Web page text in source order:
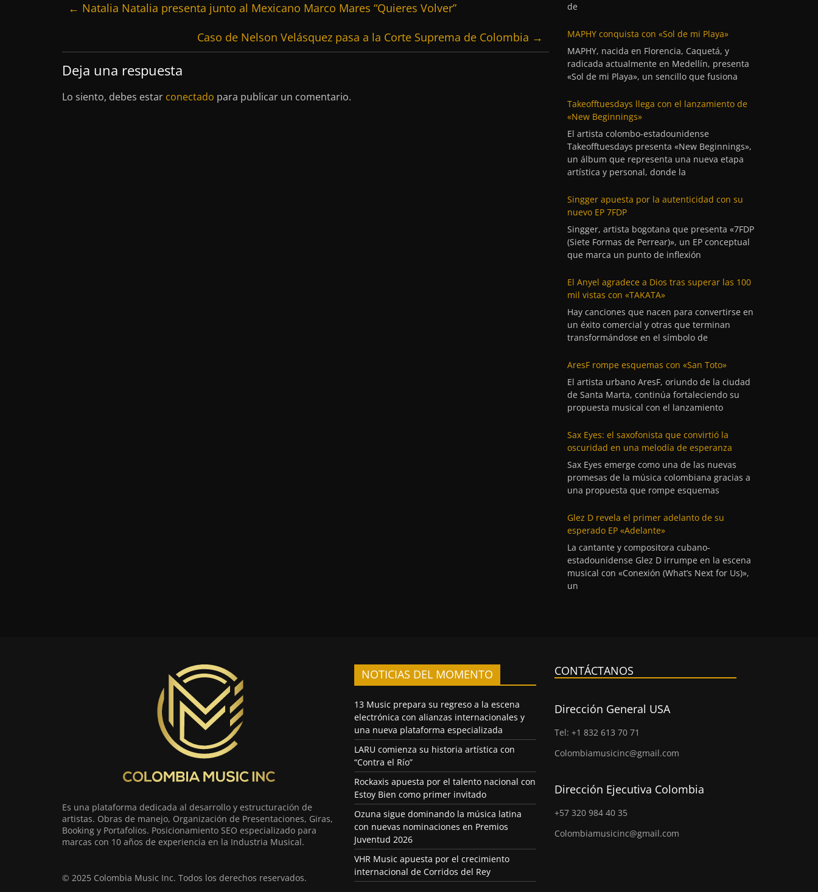
← Natalia Natalia presenta junto al Mexicano Marco Mares “Quieres Volver”
Caso de Nelson Velásquez pasa a la Corte Suprema de Colombia →
Deja una respuesta
Lo siento, debes estar conectado para publicar un comentario.
de
MAPHY conquista con «Sol de mi Playa»
MAPHY, nacida en Florencia, Caquetá, y
radicada actualmente en Medellín, presenta
«Sol de mi Playa», un sencillo que fusiona
Takeofftuesdays llega con el lanzamiento de
«New Beginnings»
El artista colombo-estadounidense
Takeofftuesdays presenta «New Beginnings»,
un álbum que representa una nueva etapa
artística y personal, donde la
Singger apuesta por la autenticidad con su
nuevo EP 7FDP
Singger, artista bogotana que presenta «7FDP
(Siete Formas de Perrear)», un EP conceptual
que marca un punto de inflexión
El Anyel agradece a Dios tras superar las 100
mil vistas con «TAKATA»
Hay canciones que nacen para convertirse en
un éxito comercial y otras que terminan
transformándose en el símbolo de
AresF rompe esquemas con «San Toto»
El artista urbano AresF, oriundo de la ciudad
de Santa Marta, continúa fortaleciendo su
propuesta musical con el lanzamiento
Sax Eyes: el saxofonista que convirtió la
oscuridad en una melodía de esperanza
Sax Eyes emerge como una de las nuevas
promesas de la música colombiana gracias a
una propuesta que rompe esquemas
Glez D revela el primer adelanto de su
esperado EP «Adelante»
La cantante y compositora cubano-
estadounidense Glez D irrumpe en la escena
musical con «Conexión (What’s Next for Us)»,
un
Es una plataforma dedicada al desarrollo y estructuración de
artistas. Obras de manejo, Organización de Presentaciones, Giras,
Booking y Portafolios. Posicionamiento SEO especializado para
marcas con 10 años de experiencia en la Industria Musical.
© 2025 Colombia Music Inc. Todos los derechos reservados.
NOTICIAS DEL MOMENTO
13 Music prepara su regreso a la escena
electrónica con alianzas internacionales y
una nueva plataforma especializada
LARU comienza su historia artística con
“Contra el Río”
Rockaxis apuesta por el talento nacional con
Estoy Bien como primer invitado
Ozuna sigue dominando la música latina
con nuevas nominaciones en Premios
Juventud 2026
VHR Music apuesta por el crecimiento
internacional de Corridos del Rey
CONTÁCTANOS
Dirección General USA
Tel: +1 832 613 70 71
Colombiamusicinc@gmail.com
Dirección Ejecutiva Colombia
+57 320 984 40 35
Colombiamusicinc@gmail.com